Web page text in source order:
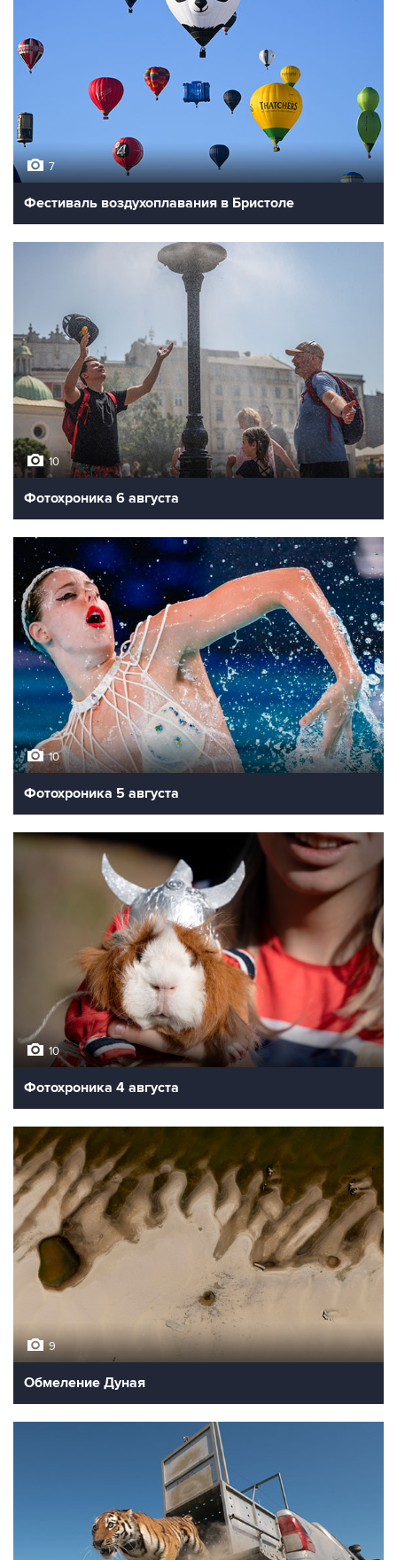
7
Фестиваль воздухоплавания в Бристоле
10
Фотохроника 6 августа
10
Фотохроника 5 августа
10
Фотохроника 4 августа
9
Обмеление Дуная